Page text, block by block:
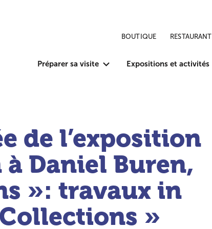
Préparer sa visite Expositions et activités
BOUTIQUE RESTAURANT
de l’exposition
Daniel Buren,
»: travaux in
»